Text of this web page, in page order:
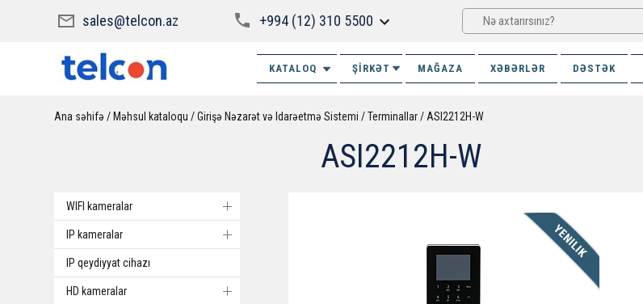
sales@telcon.az +994 (12) 310 5500
KATALOQ ŞİRKƏT MAĞAZA XƏBƏRLƏR DƏSTƏK
Ana səhifə Məhsul kataloqu Girişə Nəzarət və Idarəetmə Sistemi Terminallar ASI2212H-W
ASI2212H-W
WIFI kameralar
IP kameralar
IP qeydiyyat cihazı
HD kameralar